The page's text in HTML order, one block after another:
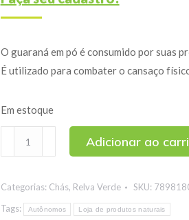
O guaraná em pó é consumido por suas
É utilizado para combater o cansaço
Em estoque
em
250g
quantidade
Adicionar ao
Categorias: Chás, Relva Verde SKU:
Tags:
Autônomos Loja de produtos naturais